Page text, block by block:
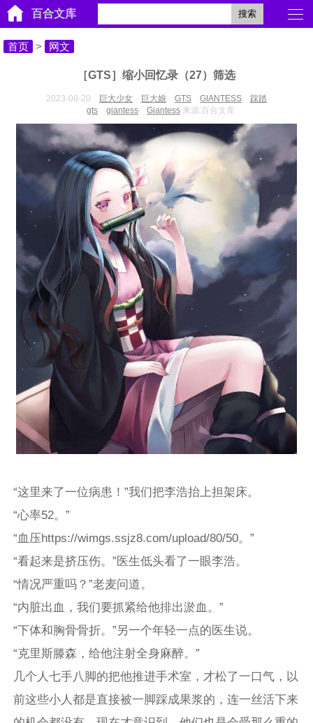
百合文库 搜索
首页 > 网文
［GTS］缩小回忆录（27）筛选
2023-08-20 巨大少女 巨大娘 GTS GIANTESS
踩踏
gts
giantess Giantess来源:百合文库
“这里来了一位病患！”我们把李浩抬上担架床。
“心率52。”
“血压https://wimgs.ssjz8.com/upload/80/50。”
“看起来是挤压伤。”医生低头看了一眼李浩。
“情况严重吗？”老麦问道。
“内脏出血，我们要抓紧给他排出淤血。”
“下体和胸骨骨折。”另一个年轻一点的医生说。
“克里斯滕森，给他注射全身麻醉。”
几个人七手八脚的把他推进手术室，才松了一口气，以
前这些小人都是直接被一脚踩成果浆的，连一丝活下来